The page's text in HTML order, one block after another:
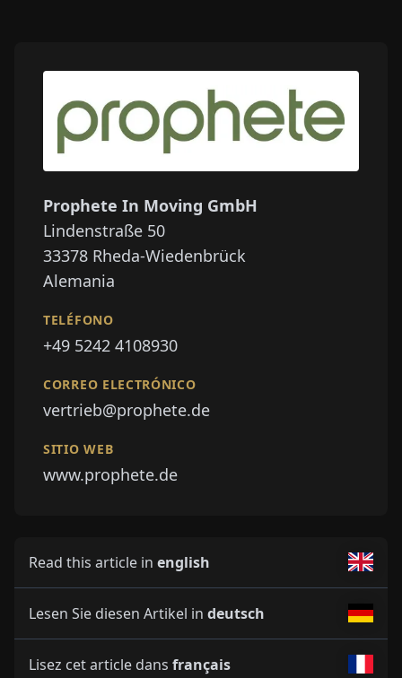
Prophete In Moving GmbH
Lindenstraße 50
33378 Rheda-Wiedenbrück
Alemania
TELÉFONO
+49 5242 4108930
CORREO ELECTRÓNICO
vertrieb@prophete.de
SITIO WEB
www.prophete.de
Read this article in english
Lesen Sie diesen Artikel in deutsch
Lisez cet article dans français